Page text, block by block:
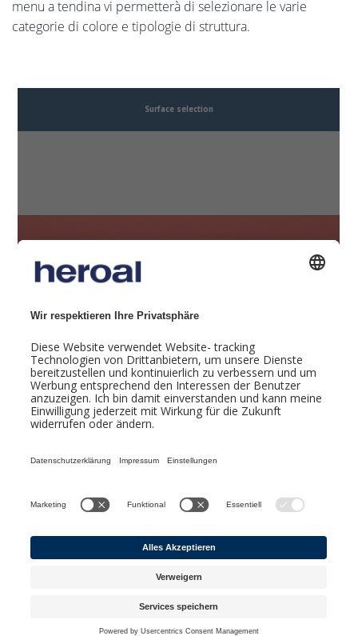
menu a tendina vi permetterà di selezionare le varie
categorie di colore e tipologie di struttura.